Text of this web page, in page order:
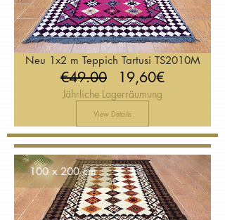
Neu 1x2 m Teppich Tartusi TS2010M
€49.00
Regular
Price
19,60€Price
Jährliche Lagerräumung
View Details
100 x 200 cm